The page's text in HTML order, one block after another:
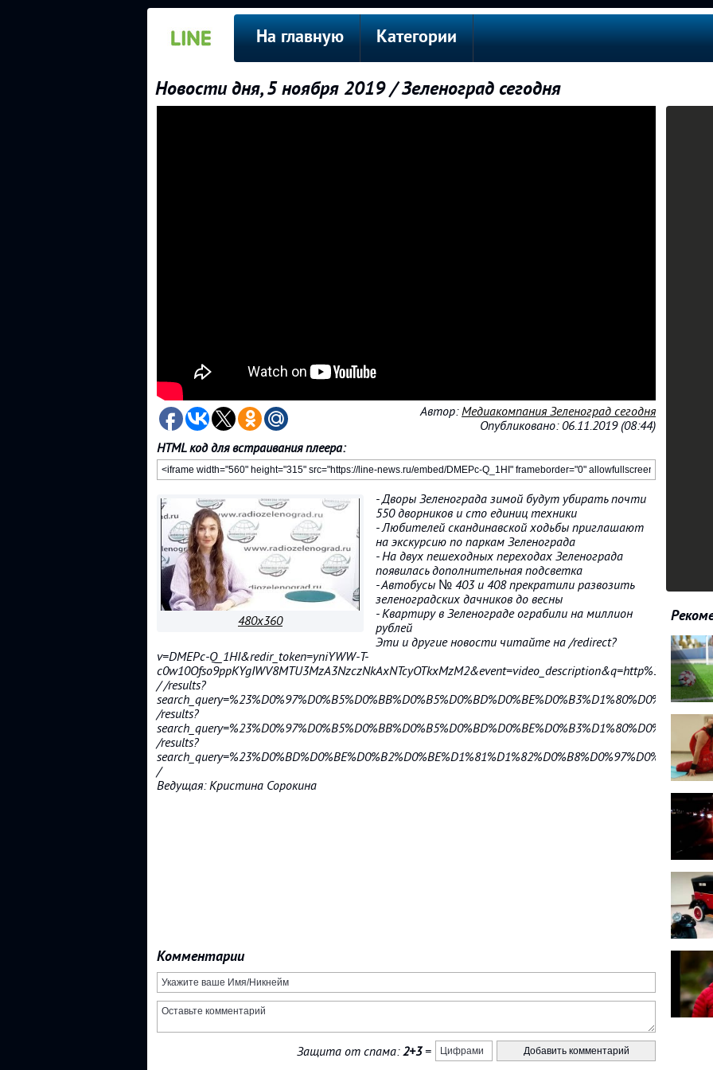
На главную Категории
Новости дня, 5 ноября 2019 / Зеленоград сегодня
Автор:Медиакомпания Зеленоград сегодня
Опубликовано: 06.11.2019 (08:44)
HTML код для встраивания плеера:
480x360
- Дворы Зеленограда зимой будут убирать почти
550 дворников и сто единиц техники
- Любителей скандинавской ходьбы приглашают
на экскурсию по паркам Зеленограда
- На двух пешеходных переходах Зеленограда
появилась дополнительная подсветка
- Автобусы № 403 и 408 прекратили развозить
зеленоградских дачников до весны
- Квартиру в Зеленограде ограбили на миллион
рублей
Эти и другие новости читайте на /redirect?
v=DMEPc-Q_1HI&redir_token=yniYWW-T-
/ /results?
/results?
/results?
/
Ведущая: Кристина Сорокина
Комментарии
Защита от спама:2+3=